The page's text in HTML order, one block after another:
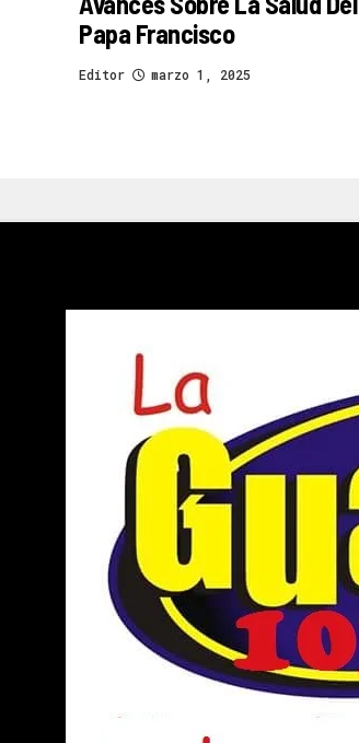
Papa Francisco
Editor marzo 1, 2025